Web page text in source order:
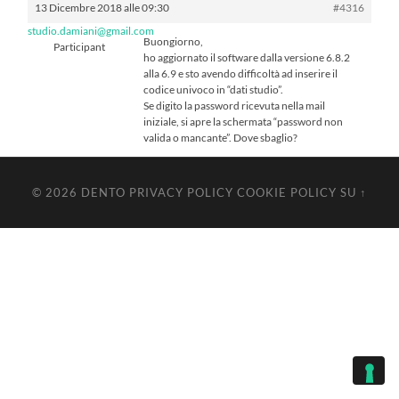
13 Dicembre 2018 alle 09:30
#4316
studio.damiani@gmail.com
Participant
Buongiorno,
ho aggiornato il software dalla versione 6.8.2
alla 6.9 e sto avendo difficoltà ad inserire il
codice univoco in “dati studio”.
Se digito la password ricevuta nella mail
iniziale, si apre la schermata “password non
valida o mancante”. Dove sbaglio?
© 2026 DENTO PRIVACY POLICY COOKIE POLICY SU ↑